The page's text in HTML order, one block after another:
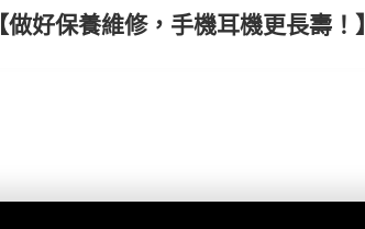
【做好保養維修，手機耳機更長壽！】